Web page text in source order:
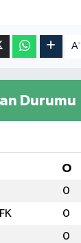
A-
Durumu
O
0
0
0